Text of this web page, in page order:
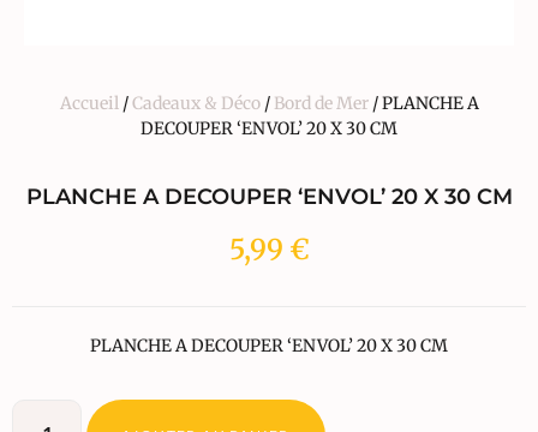
Accueil/Cadeaux & Déco/ Bord de Mer/ PLANCHE A
DECOUPER ‘ENVOL’ 20 X 30 CM
PLANCHE A DECOUPER ‘ENVOL’ 20 X 30 CM
5,99 €
PLANCHE A DECOUPER ‘ENVOL’ 20 X 30 CM